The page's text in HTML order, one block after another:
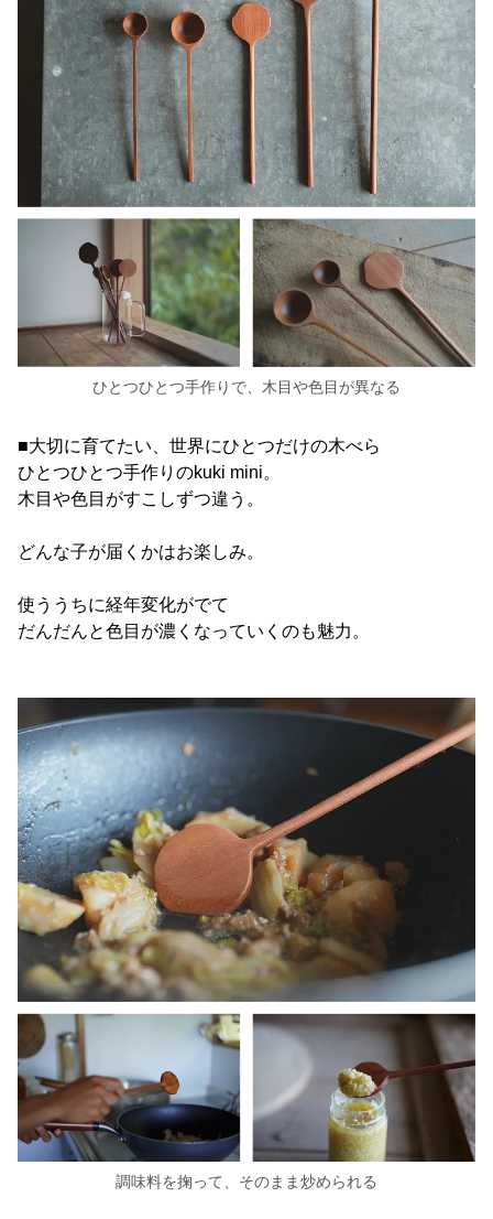
ひとつひとつ手作りで、木目や色目が異なる
■大切に育てたい、世界にひとつだけの木べら
ひとつひとつ手作りのkuki mini。
木目や色目がすこしずつ違う。
どんな子が届くかはお楽しみ。
使ううちに経年変化がでて
だんだんと色目が濃くなっていくのも魅力。
調味料を掬って、そのまま炒められる